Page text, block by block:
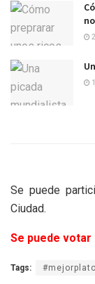
Se puede
Ciudad.
Se puede
Tags: